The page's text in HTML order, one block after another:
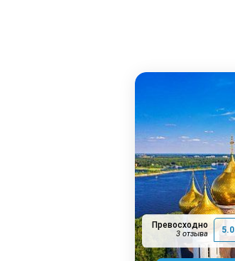
Превосходно
3 отзыва 5.0